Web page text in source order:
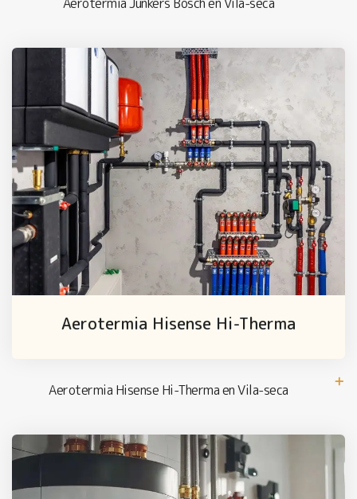
Aerotermia Hisense Hi-Therma
Aerotermia Hisense Hi-Therma en Vila-seca